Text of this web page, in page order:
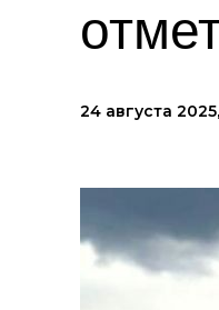
24 августа 2025,